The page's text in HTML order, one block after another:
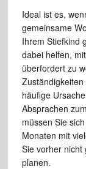
Ideal ist es,
gemeinsame
Ihrem Stiefkind
dabei helfen,
überfordert zu
häufige
Absprachen
müssen Sie
Monaten mit
Sie vorher nicht
planen.